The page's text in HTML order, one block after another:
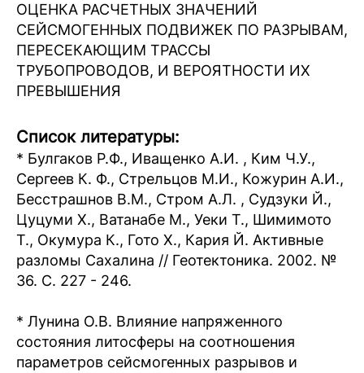
ОЦЕНКА РАСЧЕТНЫХ ЗНАЧЕНИЙ
СЕЙСМОГЕННЫХ ПОДВИЖЕК ПО РАЗРЫВАМ,
ПЕРЕСЕКАЮЩИМ ТРАССЫ
ТРУБОПРОВОДОВ, И ВЕРОЯТНОСТИ ИХ
ПРЕВЫШЕНИЯ
Список литературы:
* Булгаков Р.Ф., Иващенко А.И. , Ким Ч.У.,
Сергеев К. Ф., Стрельцов М.И., Кожурин А.И.,
Бесстрашнов В.М., Стром А.Л. , Судзуки Й.,
Цуцуми Х., Ватанабе М., Уеки Т., Шимимото
Т., Окумура К., Гото Х., Кария Й. Активные
разломы Сахалина // Геотектоника. 2002. №
36. С. 227 - 246.
* Лунина О.В. Влияние напряженного
состояния литосферы на соотношения
параметров сейсмогенных разрывов и